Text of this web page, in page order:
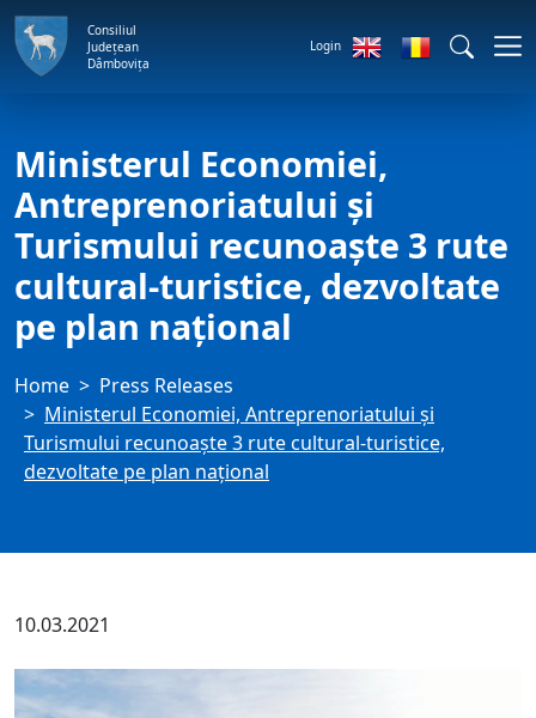
Consiliul
Județean
Dâmbovița
Login
Ministerul Economiei,
Antreprenoriatului și
Turismului recunoaște 3 rute
cultural-turistice, dezvoltate
pe plan național
Home
Press Releases
Ministerul Economiei, Antreprenoriatului și
Turismului recunoaște 3 rute cultural-turistice,
dezvoltate pe plan național
10.03.2021